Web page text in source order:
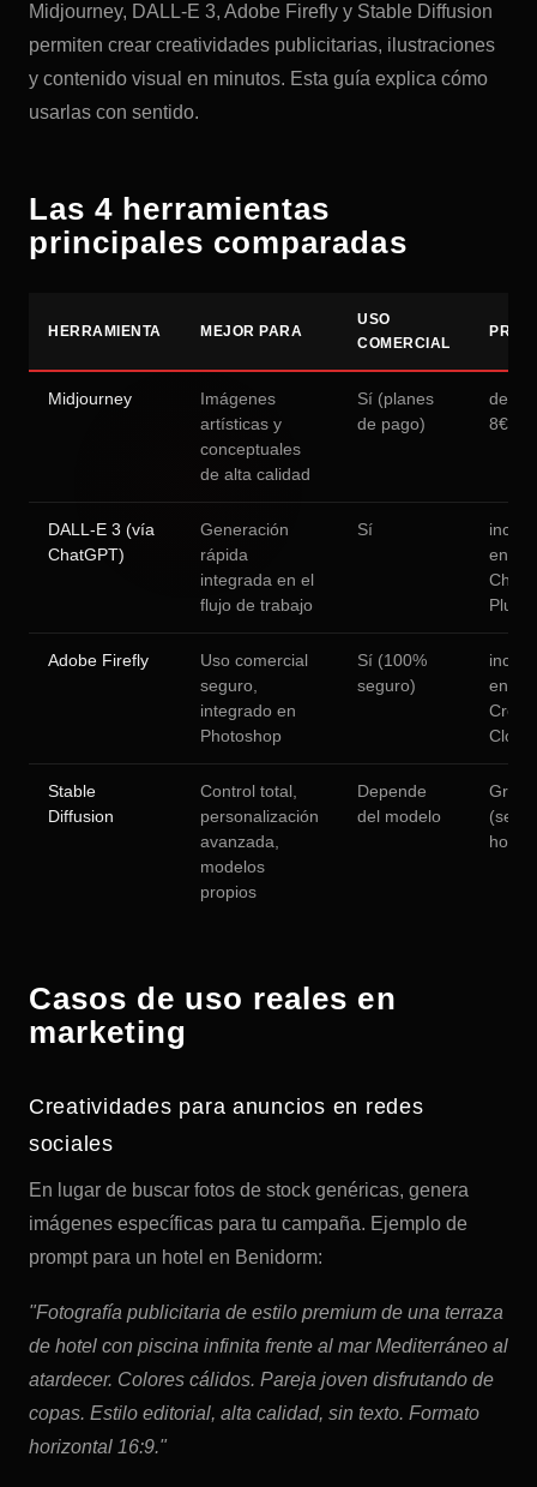
Midjourney, DALL-E 3, Adobe Firefly y Stable Diffusion
permiten crear creatividades publicitarias, ilustraciones
y contenido visual en minutos. Esta guía explica cómo
usarlas con sentido.
Las 4 herramientas
principales comparadas
HERRAMIENTA MEJOR PARA
USO
COMERCIAL
Midjourney
Imágenes
artísticas y
conceptuales
de alta calidad
Sí (planes
de pago)
desde
8€/
DALL-E 3 (vía
ChatGPT)
Generación
rápida
integrada en el
flujo de trabajo
Sí
en
Plus
Adobe Firefly
Uso comercial
seguro,
integrado en
Photoshop
Sí (100%
seguro)
en
Cloud
Stable
Diffusion
Control total,
personalización
avanzada,
modelos
propios
Depende
del modelo
(self-
Casos de uso reales en
marketing
Creatividades para anuncios en redes
sociales
En lugar de buscar fotos de stock genéricas, genera
imágenes específicas para tu campaña. Ejemplo de
prompt para un hotel en Benidorm:
"Fotografía publicitaria de estilo premium de una terraza
de hotel con piscina infinita frente al mar Mediterráneo al
atardecer. Colores cálidos. Pareja joven disfrutando de
copas. Estilo editorial, alta calidad, sin texto. Formato
horizontal 16:9."